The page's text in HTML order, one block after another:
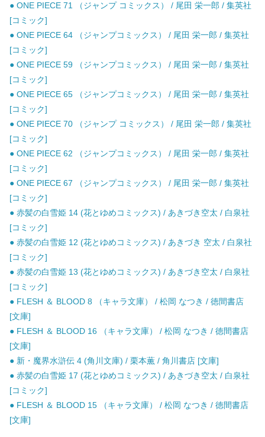
● ONE PIECE 71 （ジャンプ コミックス） / 尾田 栄一郎 / 集英社
[コミック]
● ONE PIECE 64 （ジャンプコミックス） / 尾田 栄一郎 / 集英社
[コミック]
● ONE PIECE 59 （ジャンプコミックス） / 尾田 栄一郎 / 集英社
[コミック]
● ONE PIECE 65 （ジャンプコミックス） / 尾田 栄一郎 / 集英社
[コミック]
● ONE PIECE 70 （ジャンプ コミックス） / 尾田 栄一郎 / 集英社
[コミック]
● ONE PIECE 62 （ジャンプコミックス） / 尾田 栄一郎 / 集英社
[コミック]
● ONE PIECE 67 （ジャンプコミックス） / 尾田 栄一郎 / 集英社
[コミック]
● 赤髪の白雪姫 14 (花とゆめコミックス) / あきづき空太 / 白泉社
[コミック]
● 赤髪の白雪姫 12 (花とゆめコミックス) / あきづき 空太 / 白泉社
[コミック]
● 赤髪の白雪姫 13 (花とゆめコミックス) / あきづき空太 / 白泉社
[コミック]
● FLESH ＆ BLOOD 8 （キャラ文庫） / 松岡 なつき / 徳間書店
[文庫]
● FLESH ＆ BLOOD 16 （キャラ文庫） / 松岡 なつき / 徳間書店
[文庫]
● 新・魔界水滸伝 4 (角川文庫) / 栗本薫 / 角川書店 [文庫]
● 赤髪の白雪姫 17 (花とゆめコミックス) / あきづき空太 / 白泉社
[コミック]
● FLESH ＆ BLOOD 15 （キャラ文庫） / 松岡 なつき / 徳間書店
[文庫]